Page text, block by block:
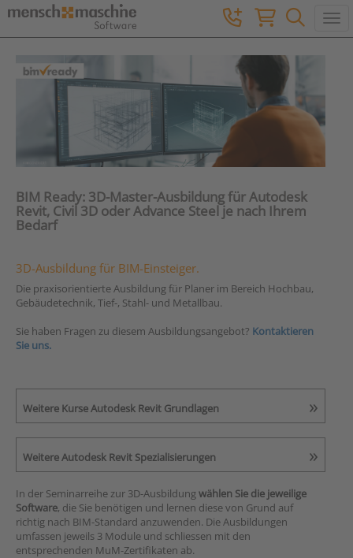
BIM Ready: 3D-Master-Ausbildung für Autodesk
Revit, Civil 3D oder Advance Steel je nach Ihrem
Bedarf
3D-Ausbildung für BIM-Einsteiger.
Die praxisorientierte Ausbildung für Planer im Bereich Hochbau,
Gebäudetechnik, Tief-, Stahl- und Metallbau.
Sie haben Fragen zu diesem Ausbildungsangebot? Kontaktieren
Sie uns.
Weitere Kurse Autodesk Revit Grundlagen
Weitere Autodesk Revit Spezialisierungen
In der Seminarreihe zur 3D-Ausbildungwählen Sie die jeweilige
Software, die Sie benötigen und lernen diese von Grund auf
richtig nach BIM-Standard anzuwenden. Die Ausbildungen
umfassen jeweils 3 Module und schliessen mit den
entsprechenden MuM-Zertifikaten ab.